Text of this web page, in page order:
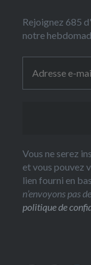
Rejoignez 685
notre
Vous ne serez
et vous pouvez
lien fourni en
n’envoyons pas
politique de